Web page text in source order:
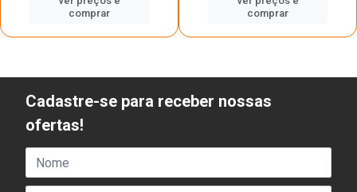
comprar
comprar
Cadastre-se para receber nossas
ofertas!